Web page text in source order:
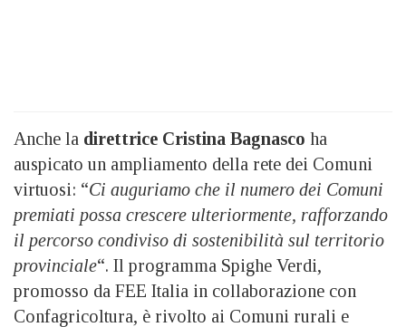
Anche la direttrice Cristina Bagnasco ha
auspicato un ampliamento della rete dei Comuni
virtuosi: “Ci auguriamo che il numero dei Comuni
premiati possa crescere ulteriormente, rafforzando
il percorso condiviso di sostenibilità sul territorio
provinciale“. Il programma Spighe Verdi,
promosso da FEE Italia in collaborazione con
Confagricoltura, è rivolto ai Comuni rurali e